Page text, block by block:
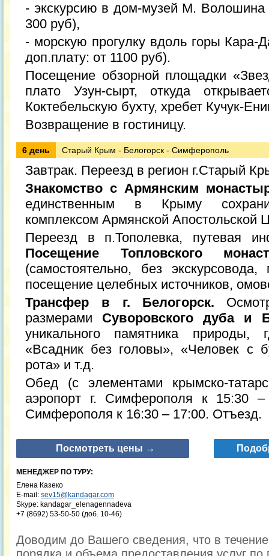
- экскурсию в дом-музей М. Волошина
300 руб),
- морскую прогулку вдоль горы Кара-
доп.плату: от 1100 руб).
Посещение обзорной площадки
плато Узун-сырт, откуда
Коктебельскую бухту, хребет Кучук-
Возвращение в гостиницу.
6 день Старый Крым - Белогорск - Симферополь
Завтрак. Переезд в регион г.Старый
Знакомство с Армянским
единственным в Крыму
комплексом Армянской Апостольской
Переезд в п.Тополевка, путевая
Посещение Топловского
(самостоятельно, без
посещение целебных источников,
Трансфер в г. Белогорск.
размерами Суворовского дуба и
уникального памятника
«Всадник без головы», «Человек с
рота» и т.д.
Обед (с элементами крымско-
аэропорт г. Симферополя к 15:30
Симферополя к 16:30 – 17:00. Отъезд.
Посмотреть цены →
МЕНЕДЖЕР ПО ТУРУ:
Елена Казеко
E-mail: sev15@kandagar.com
Skype: kandagar_elenagennadeva
+7 (8692) 53-50-50 (доб. 10-46)
Доводим до Вашего сведения, что в